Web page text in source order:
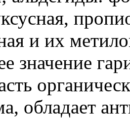
и их
значение
обладает